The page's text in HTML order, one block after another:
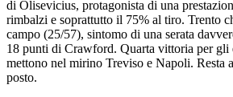
di Olisevicius, protagonista di una
rimbalzi e soprattutto il 75% al tiro. Trento
campo (25/57), sintomo di una serata
18 punti di Crawford. Quarta vittoria per
mettono nel mirino Treviso e Napoli. Resta
posto.